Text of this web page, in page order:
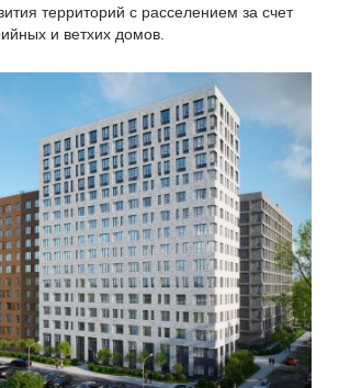
территорий с расселением за счет
и ветхих домов.